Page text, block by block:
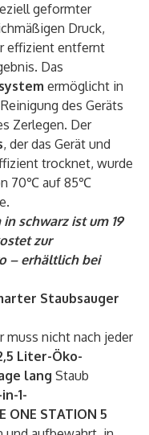
geformter
Druck,
effizient entfernt
Das
ermöglicht in
des Geräts
Zerlegen. Der
, der das Gerät und
trocknet, wurde
70℃ auf 85℃
in schwarz ist um 19
zur
– erhältlich bei
Staubsauger
muss nicht nach jeder
Liter-Öko-
lang Staub
1-
ONE STATION 5